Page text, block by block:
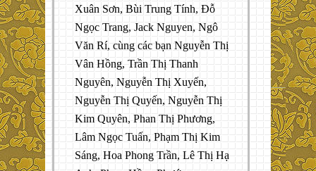
Xuân Sơn, Bùi Trung Tính, Đỗ
Ngọc Trang, Jack Nguyen, Ngô
Văn Rí, cùng các bạn Nguyễn Thị
Vân Hồng, Trần Thị Thanh
Nguyên, Nguyễn Thị Xuyến,
Nguyễn Thị Quyến, Nguyễn Thị
Kim Quyên, Phan Thị Phương,
Lâm Ngọc Tuấn, Phạm Thị Kim
Sáng, Hoa Phong Trần, Lê Thị Hạ